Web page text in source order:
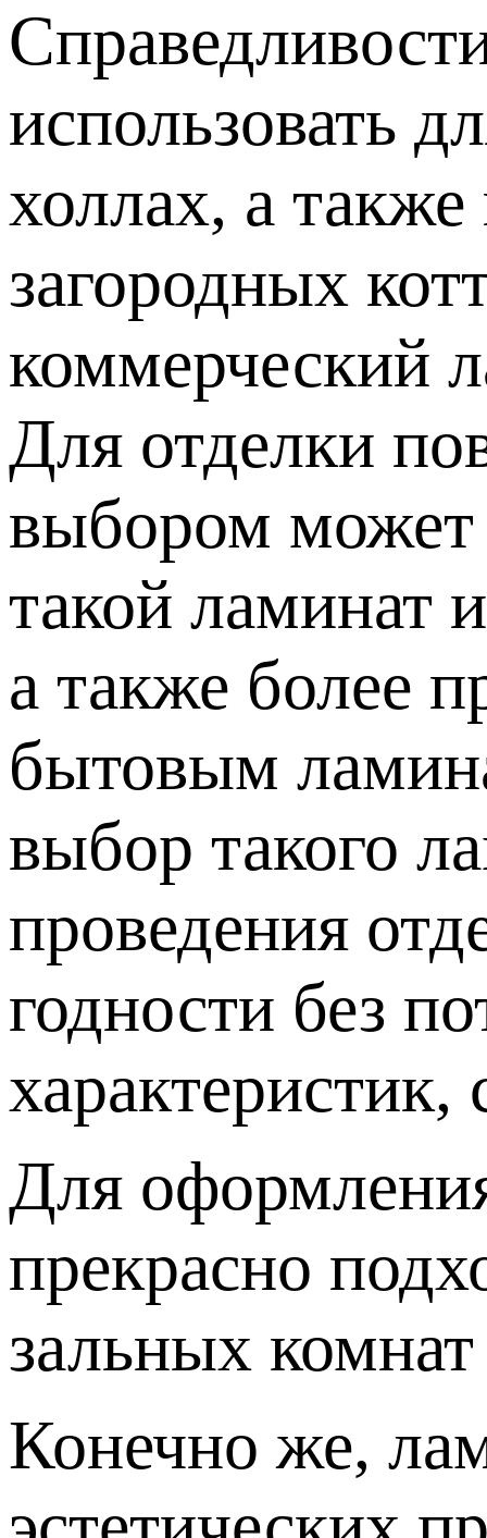
использовать
холлах, а
загородных
коммерческий
Для отделки
выбором может
такой ламинат
а также более
бытовым
выбор такого
проведения
годности без
Для
прекрасно
зальных
Конечно же,